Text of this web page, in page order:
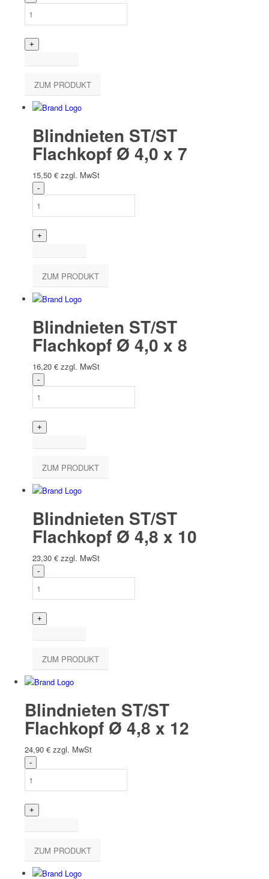
ZUM PRODUKT
Blindnieten ST/ST
Flachkopf Ø 4,0 x 7
15,50 € zzgl. MwSt
ZUM PRODUKT
Blindnieten ST/ST
Flachkopf Ø 4,0 x 8
16,20 € zzgl. MwSt
ZUM PRODUKT
Blindnieten ST/ST
Flachkopf Ø 4,8 x 10
23,30 € zzgl. MwSt
ZUM PRODUKT
Blindnieten ST/ST
Flachkopf Ø 4,8 x 12
24,90 € zzgl. MwSt
ZUM PRODUKT